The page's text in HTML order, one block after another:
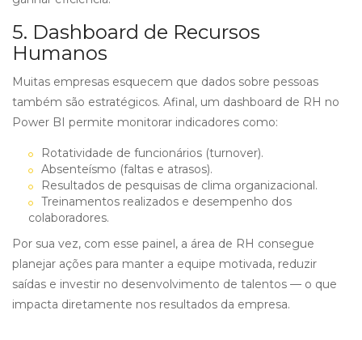
5. Dashboard de Recursos
Humanos
Muitas empresas esquecem que dados sobre pessoas
também são estratégicos. Afinal, um dashboard de RH no
Power BI permite monitorar indicadores como:
Rotatividade de funcionários (turnover).
Absenteísmo (faltas e atrasos).
Resultados de pesquisas de clima organizacional.
Treinamentos realizados e desempenho dos
colaboradores.
Por sua vez, com esse painel, a área de RH consegue
planejar ações para manter a equipe motivada, reduzir
saídas e investir no desenvolvimento de talentos — o que
impacta diretamente nos resultados da empresa.